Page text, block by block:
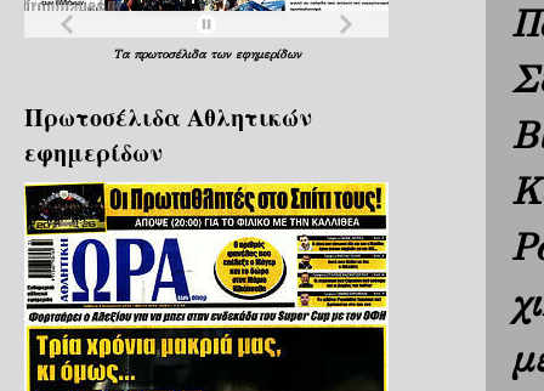
Τα πρωτοσέλιδα των εφημερίδων
Πρωτοσέλιδα Aθλητικών
εφημερίδων